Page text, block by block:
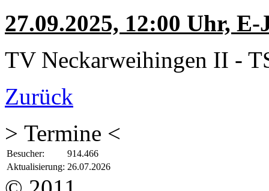
27.09.2025, 12:00 Uhr,
TV Neckarweihingen II -
Zurück
> Termine <
Besucher:
914.466
Aktualisierung: 26.07.2026